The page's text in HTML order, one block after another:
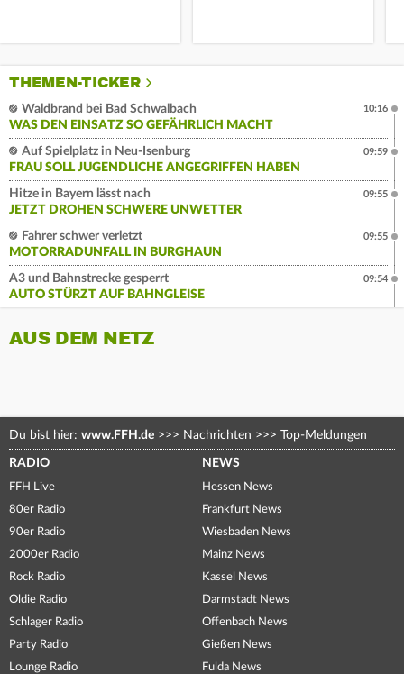
THEMEN-TICKER
Waldbrand bei Bad Schwalbach
WAS DEN EINSATZ SO GEFÄHRLICH MACHT
10:16
Auf Spielplatz in Neu-Isenburg
FRAU SOLL JUGENDLICHE ANGEGRIFFEN HABEN
09:59
Hitze in Bayern lässt nach
JETZT DROHEN SCHWERE UNWETTER
09:55
Fahrer schwer verletzt
MOTORRADUNFALL IN BURGHAUN
09:55
A3 und Bahnstrecke gesperrt
AUTO STÜRZT AUF BAHNGLEISE
09:54
AUS DEM NETZ
Du bist hier: www.FFH.de >>> Nachrichten >>> Top-Meldungen
RADIO
FFH Live
80er Radio
90er Radio
2000er Radio
Rock Radio
Oldie Radio
Schlager Radio
Party Radio
Lounge Radio
NEWS
Hessen News
Frankfurt News
Wiesbaden News
Mainz News
Kassel News
Darmstadt News
Offenbach News
Gießen News
Fulda News